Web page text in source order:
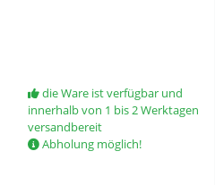
die Ware ist verfügbar und
innerhalb von 1 bis 2 Werktagen
versandbereit
Abholung möglich!